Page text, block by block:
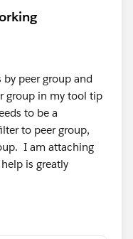
peer group and
group in my tool tip
to be a
to peer group,
I am attaching
is greatly